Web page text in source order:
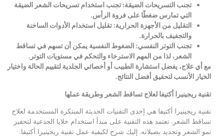
تجنب التسريحات الضيقة: تجنب استخدام تسريحات الشعر الضيقة
التي تمارس ضغطًا على فروة الرأس.
التقليل من الأجهزة الحرارية: تقليل استخدام الأدوات الساخنة
والتجفيف بالحرارة.
تجنب التوتر النفسي: الضغوط النفسية يمكن أن تسهم في تساقط
الشعر، لذا من المهم الاسترخاء والتحكم في مستويات التوتر .
مع أي علاج، يفضل استشارة الطبيب أو أخصائي الجلدية لتقييم الحالة واختيار
الخيار الأنسب لتحقيق أفضل النتائج.
تقنية ريجينيرا أكتيفا لعلاج تساقط الشعر وطريقة عملها
تقنية ريجينيرا أكتيفا هي إحدى التقنيات الحديثة المبتكرة المستخدمة لعلاج
تساقط الشعر. تعتمد هذه التقنية على مبدأ استخدام خلايا الجذعية لتحفيز
نمو الشعر وتجديد بصيلاته. إليك شرح لكيفية عمل تقنية ريجينيرا أكتيفا: